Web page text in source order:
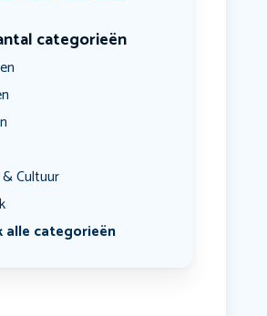
categorieën
Cultuur
alle categorieën